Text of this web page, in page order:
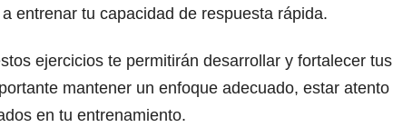
entrenar tu capacidad de respuesta rápida.
ejercicios te permitirán desarrollar y fortalecer tus
mantener un enfoque adecuado, estar atento
en tu entrenamiento.